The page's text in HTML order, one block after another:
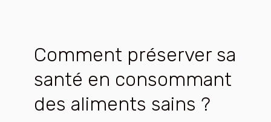
Comment préserver sa
santé en consommant
des aliments sains ?